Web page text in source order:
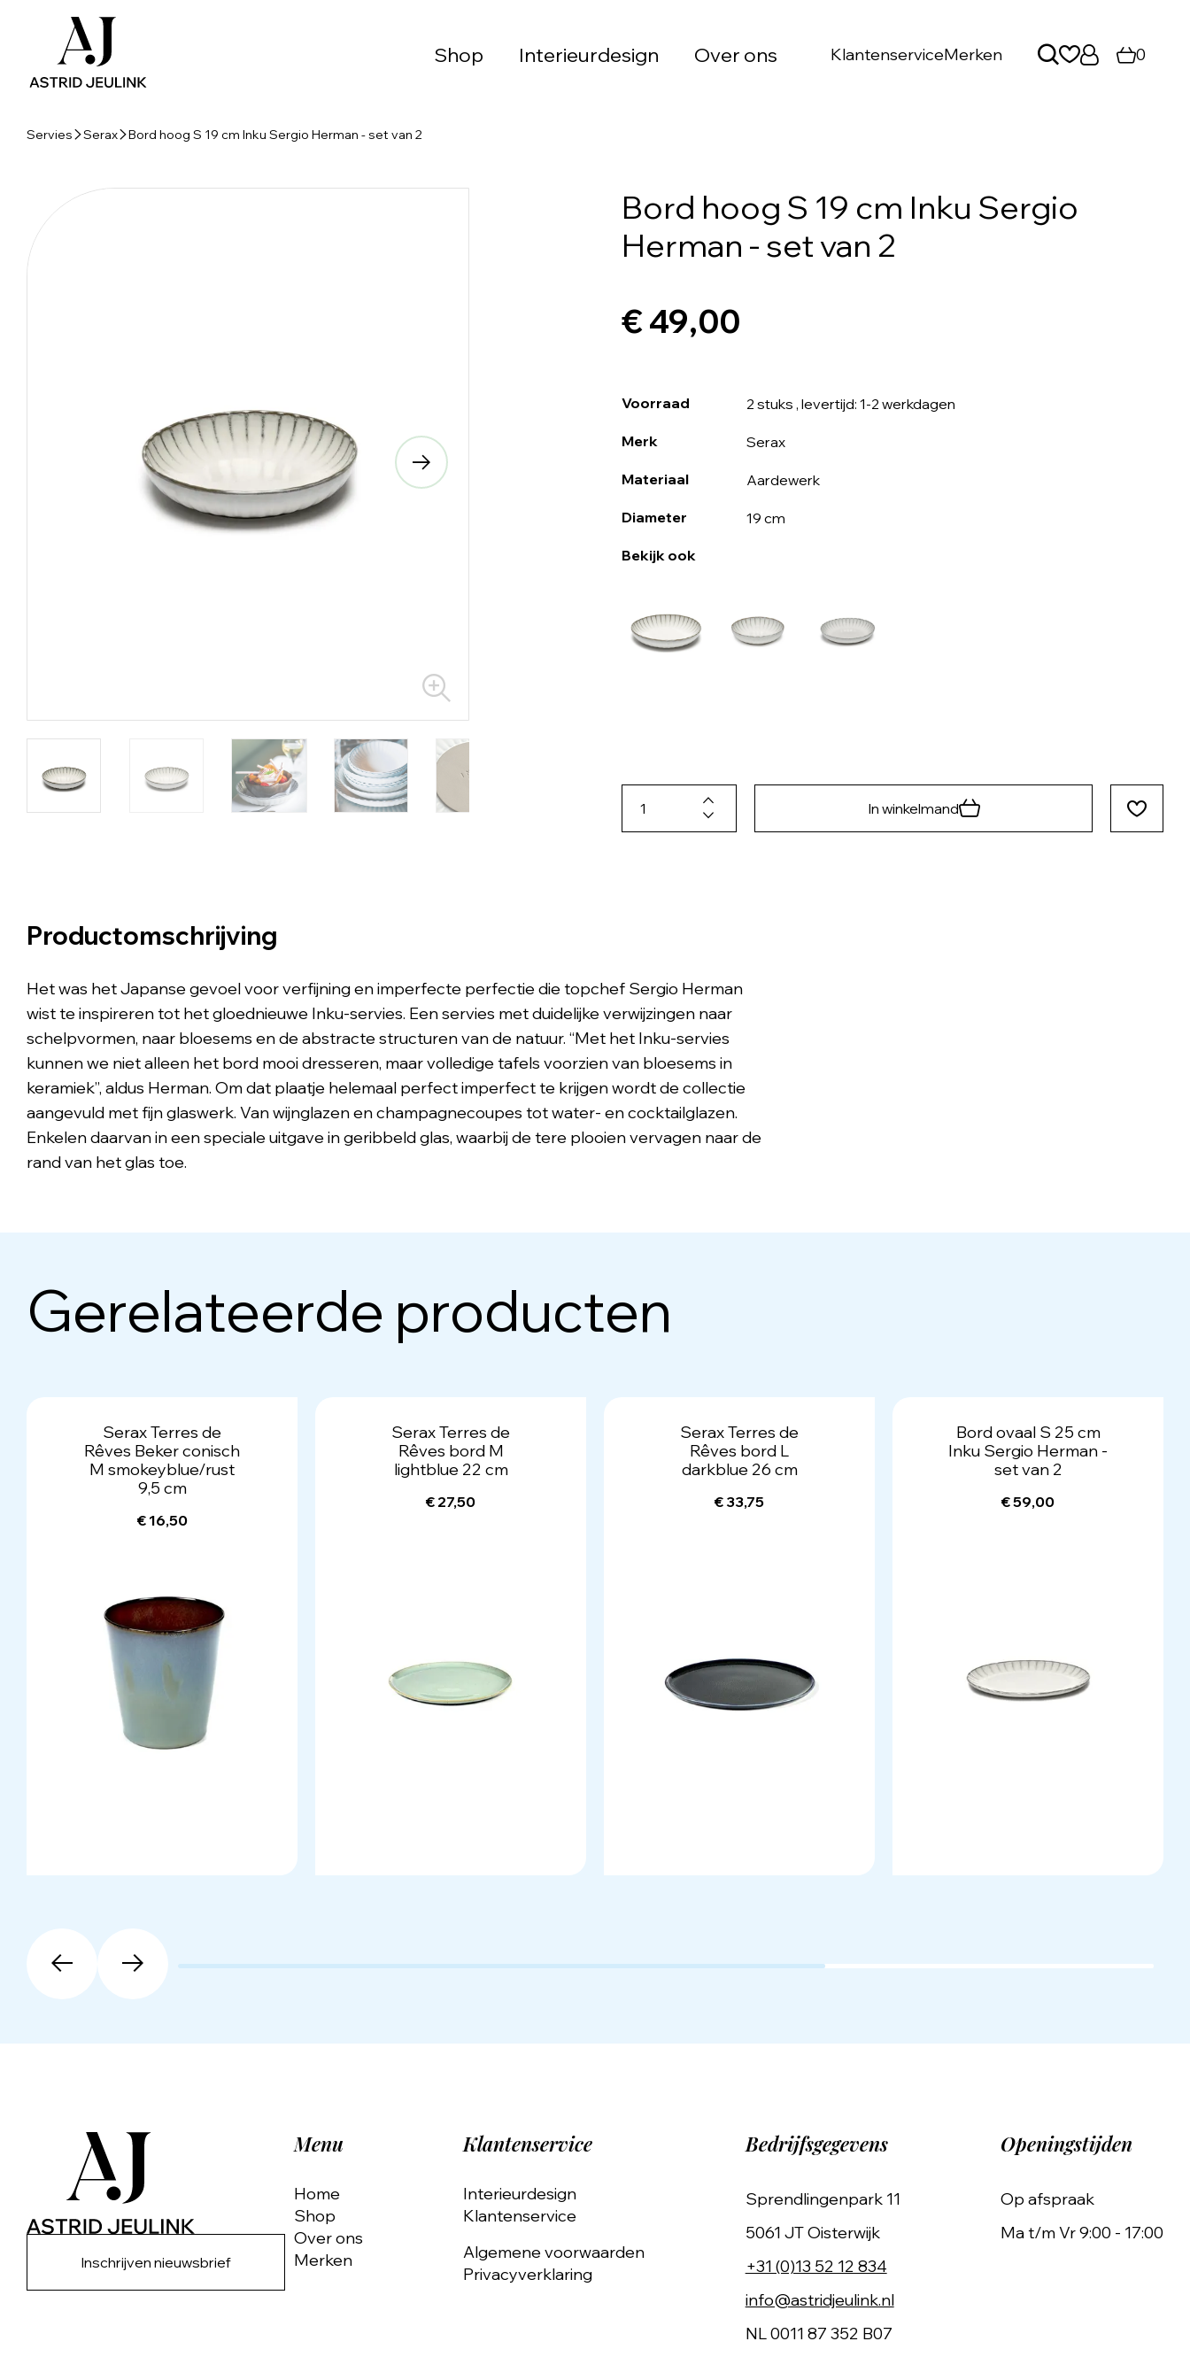
Shop Interieurdesign Over ons KlantenserviceMerken 0
Servies Serax Bord hoog S 19 cm Inku Sergio Herman - set van 2
Bord hoog S 19 cm Inku Sergio
Herman - set van 2
€ 49,00
Voorraad 2 stuks , levertijd: 1-2 werkdagen
Merk Serax
Materiaal Aardewerk
Diameter 19 cm
Bekijk ook
In winkelmand
Productomschrijving
Het was het Japanse gevoel voor verfijning en imperfecte perfectie die topchef Sergio Herman
wist te inspireren tot het gloednieuwe Inku-servies. Een servies met duidelijke verwijzingen naar
schelpvormen, naar bloesems en de abstracte structuren van de natuur. “Met het Inku-servies
kunnen we niet alleen het bord mooi dresseren, maar volledige tafels voorzien van bloesems in
keramiek”, aldus Herman. Om dat plaatje helemaal perfect imperfect te krijgen wordt de collectie
aangevuld met fijn glaswerk. Van wijnglazen en champagnecoupes tot water- en cocktailglazen.
Enkelen daarvan in een speciale uitgave in geribbeld glas, waarbij de tere plooien vervagen naar de
rand van het glas toe.
Gerelateerde producten
Serax Terres de
Rêves Beker conisch
M smokeyblue/rust
9,5 cm
€ 16,50
Serax Terres de
Rêves bord M
lightblue 22 cm
€ 27,50
Serax Terres de
Rêves bord L
darkblue 26 cm
€ 33,75
Bord ovaal S 25 cm
Inku Sergio Herman -
set van 2
€ 59,00
Inschrijven nieuwsbrief
Menu
Home
Shop
Over ons
Merken
Klantenservice
Interieurdesign
Klantenservice
Algemene voorwaarden
Privacyverklaring
Bedrijfsgegevens
Sprendlingenpark 11
5061 JT Oisterwijk
+31 (0)13 52 12 834
info@astridjeulink.nl
NL 0011 87 352 B07
Openingstijden
Op afspraak
Ma t/m Vr 9:00 - 17:00